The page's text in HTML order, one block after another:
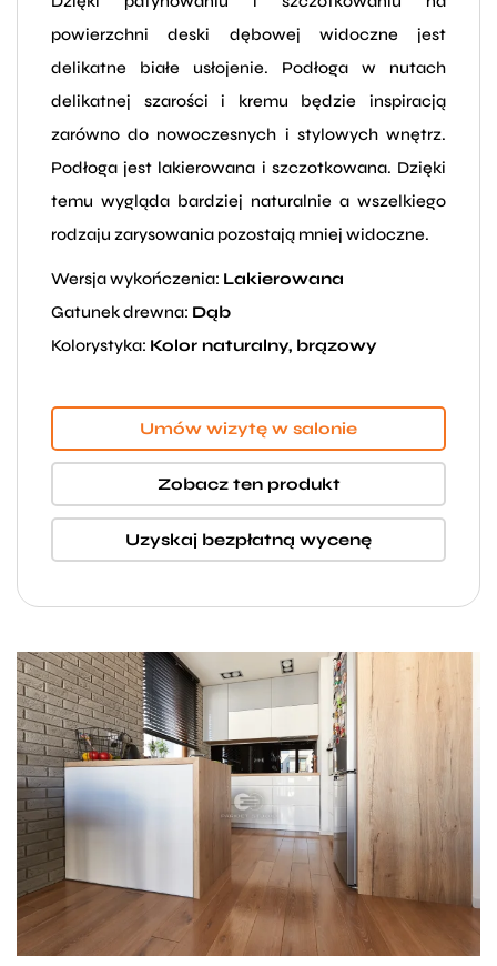
powierzchni deski dębowej widoczne jest
delikatne białe usłojenie. Podłoga w nutach
delikatnej szarości i kremu będzie inspiracją
zarówno do nowoczesnych i stylowych wnętrz.
Podłoga jest lakierowana i szczotkowana. Dzięki
temu wygląda bardziej naturalnie a wszelkiego
rodzaju zarysowania pozostają mniej widoczne.
Wersja wykończenia: Lakierowana
Gatunek drewna: Dąb
Kolorystyka: Kolor naturalny, brązowy
Umów wizytę w salonie
Zobacz ten produkt
Uzyskaj bezpłatną wycenę